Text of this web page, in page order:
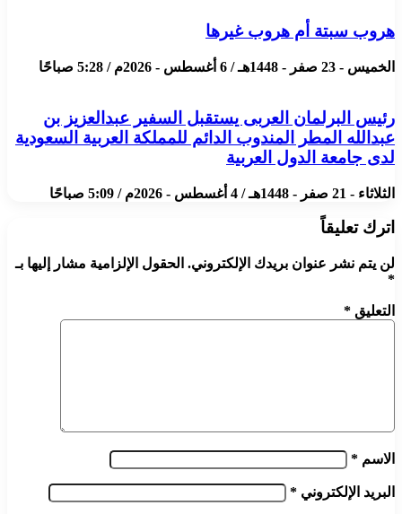
هروب سبتة أم هروب غيرها
الخميس - 23 صفر - 1448هـ / 6 أغسطس - 2026م / 5:28 صباحًا
رئيس البرلمان العربى يستقبل السفير عبدالعزيز بن
عبدالله المطر المندوب الدائم للمملكة العربية السعودية
لدى جامعة الدول العربية
الثلاثاء - 21 صفر - 1448هـ / 4 أغسطس - 2026م / 5:09 صباحًا
اترك تعليقاً
لن يتم نشر عنوان بريدك الإلكتروني. الحقول الإلزامية مشار إليها بـ
*
التعليق *
الاسم *
البريد الإلكتروني *